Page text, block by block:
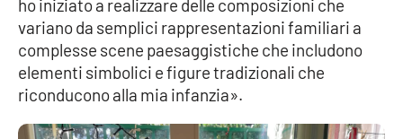
LaC Network
LaC OnAir
ho iniziato a realizzare delle composizioni che
variano da semplici rappresentazioni familiari a
complesse scene paesaggistiche che includono
elementi simbolici e figure tradizionali che
riconducono alla mia infanzia».